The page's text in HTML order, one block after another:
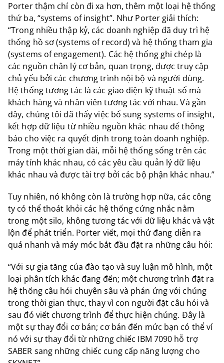
Porter thậm chí còn đi xa hơn, thêm một loại hệ thống
thứ ba, “systems of insight”. Như Porter giải thích:
“Trong nhiều thập kỷ, các doanh nghiệp đã duy trì hệ
thống hồ sơ (systems of record) và hệ thống tham gia
(systems of engagement). Các hệ thống ghi chép là
các nguồn chân lý cơ bản, quan trọng, được truy cập
chủ yếu bởi các chương trình nội bộ và người dùng.
Hệ thống tương tác là các giao diện kỹ thuật số mà
khách hàng và nhân viên tương tác với nhau. Và gần
đây, chúng tôi đã thấy việc bổ sung systems of insight,
kết hợp dữ liệu từ nhiều nguồn khác nhau để thông
báo cho việc ra quyết định trong toàn doanh nghiệp.
Trong một thời gian dài, mỗi hệ thống sống trên các
máy tính khác nhau, có các yêu cầu quản lý dữ liệu
khác nhau và được tài trợ bởi các bộ phận khác nhau.”
Tuy nhiên, nó không còn là trường hợp nữa, các công
ty có thể thoát khỏi các hệ thống cứng nhắc nằm
trong một silo, không tương tác với dữ liệu khác và vật
lộn để phát triển. Porter viết, mọi thứ đang diễn ra
quá nhanh và máy móc bắt đầu đặt ra những câu hỏi:
“Với sự gia tăng của đào tạo và suy luận mô hình, một
loại phân tích khác đang đến; một chương trình đặt ra
hệ thống câu hỏi chuyên sâu và phản ứng với chúng
trong thời gian thực, thay vì con người đặt câu hỏi và
sau đó viết chương trình để thực hiện chúng. Đây là
một sự thay đổi cơ bản; cơ bản đến mức bạn có thể ví
nó với sự thay đổi từ những chiếc IBM 7090 hỗ trợ
SABER sang những chiếc cung cấp năng lượng cho